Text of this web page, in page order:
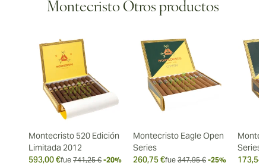
Montecristo Otros productos
Montecristo 520 Edición
Limitada 2012
593,00 €fue 741,25 € -20%
Montecristo Eagle Open
Series
260,75 €fue 347,95 € -25%
Series
173,54